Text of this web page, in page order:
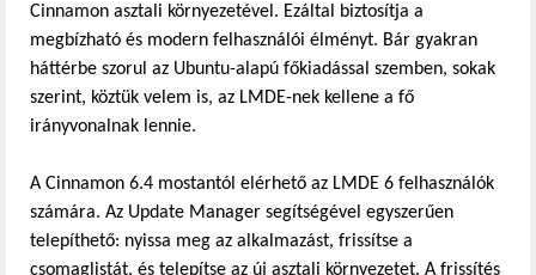
Cinnamon asztali környezetével. Ezáltal biztosítja a
megbízható és modern felhasználói élményt. Bár gyakran
háttérbe szorul az Ubuntu-alapú főkiadással szemben, sokak
szerint, köztük velem is, az LMDE-nek kellene a fő
irányvonalnak lennie.
A Cinnamon 6.4 mostantól elérhető az LMDE 6 felhasználók
számára. Az Update Manager segítségével egyszerűen
telepíthető: nyissa meg az alkalmazást, frissítse a
csomaglistát, és telepítse az új asztali környezetet. A frissítés